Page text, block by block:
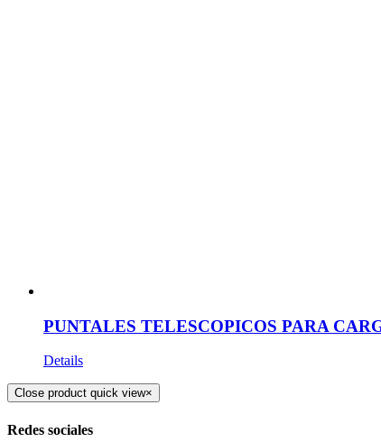
PUNTALES TELESCOPICOS PARA
Details
Close product quick view×
Redes sociales